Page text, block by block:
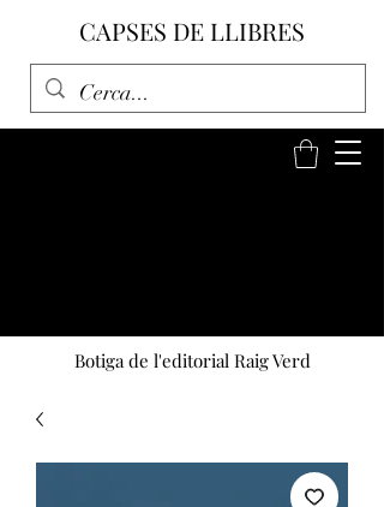
CAPSES DE LLIBRES
Botiga de l'editorial Raig Verd